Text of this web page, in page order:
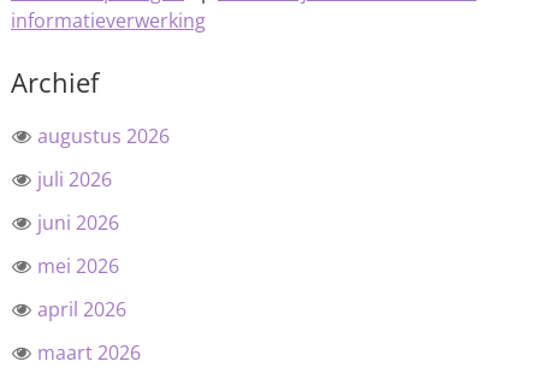
informatieverwerking
Archief
augustus 2026
juli 2026
juni 2026
mei 2026
april 2026
maart 2026